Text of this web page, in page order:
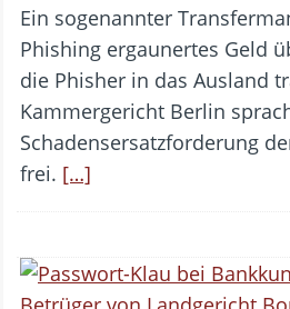
Ein sogenannter
Phishing ergaunertes Geld
die Phisher in das Ausland
Kammergericht Berlin
Schadensersatzforderung
frei. […]